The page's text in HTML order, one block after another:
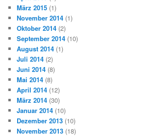
November 2014
Oktober 2014(2)
September 2014(10)
August 2014(1)
Juli 2014(2)
Juni 2014 (8)
Mai 2014(8)
April 2014(12)
März 2014 (30)
Januar 2014(10)
Dezember 2013(10)
November 2013 (18)
Oktober 2013(15)